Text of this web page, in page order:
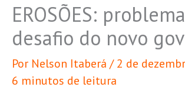
EROSÕES:
desafio do novo
Por Nelson Itaberá /2 de
6 minutos de leitura